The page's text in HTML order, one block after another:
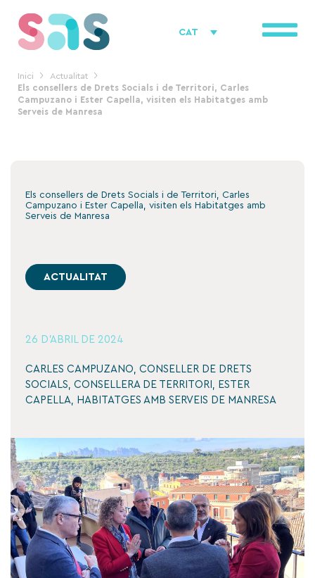
contingut
CAT
Inici
Actualitat
Els consellers de Drets Socials i de Territori, Carles
Campuzano i Ester Capella, visiten els Habitatges amb
Serveis de Manresa
Els consellers de Drets Socials i de Territori, Carles
Campuzano i Ester Capella, visiten els Habitatges amb
Serveis de Manresa
ACTUALITAT
26 D'ABRIL DE 2024
CARLES CAMPUZANO CONSELLER DE DRETS
SOCIALS CONSELLERA DE TERRITORI
ESTER
CAPELLA
HABITATGES AMB SERVEIS DE MANRESA